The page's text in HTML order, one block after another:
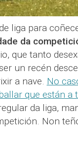
liga para
da
que tanto
un recén
a nave. No
que están a
da liga,
Non